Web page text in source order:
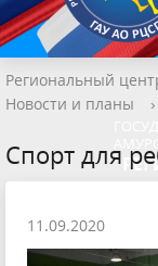
Региональный
Новости и планы
›
Спорт для
11.09.2020